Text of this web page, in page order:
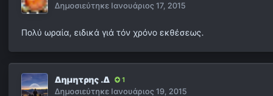
Δημοσιεύτηκε Ιανουάριος 17, 2015
Πολύ ωραία, ειδικά γιά τόν χρόνο εκθέσεως.
Δημητρης .Δ 1
Δημοσιεύτηκε Ιανουάριος 19, 2015